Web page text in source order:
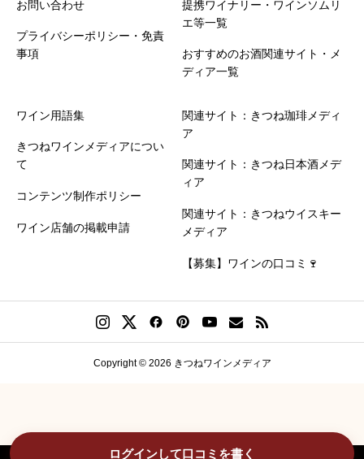
お問い合わせ
プライバシーポリシー・免責
事項
提携ワイナリー・ワインソムリ
エ等一覧
おすすめのお酒関連サイト・メ
ディア一覧
ワイン用語集
きつねワインメディアについ
て
コンテンツ制作ポリシー
ワイン店舗の掲載申請
関連サイト：きつね珈琲メディ
ア
関連サイト：きつね日本酒メデ
ィア
関連サイト：きつねウイスキー
メディア
【募集】ワインの口コミ🍷
Copyright © 2026 きつねワインメディア
ログインして口コミを書く